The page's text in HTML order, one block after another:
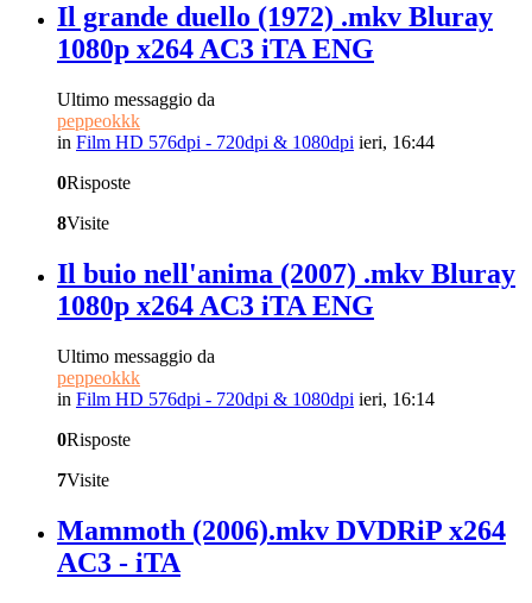
Il grande duello (1972) .mkv Bluray
1080p x264 AC3 iTA ENG
Ultimo messaggio da
peppeokkk
in Film HD 576dpi - 720dpi & 1080dpi ieri, 16:44
0Risposte
8Visite
Il buio nell'anima (2007) .mkv Bluray
1080p x264 AC3 iTA ENG
Ultimo messaggio da
peppeokkk
in Film HD 576dpi - 720dpi & 1080dpi ieri, 16:14
0Risposte
7Visite
Mammoth (2006).mkv DVDRiP x264
AC3 - iTA